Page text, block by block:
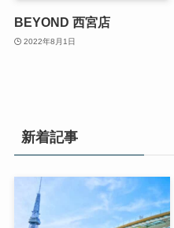
BEYOND 西宮店
2022年8月1日
新着記事